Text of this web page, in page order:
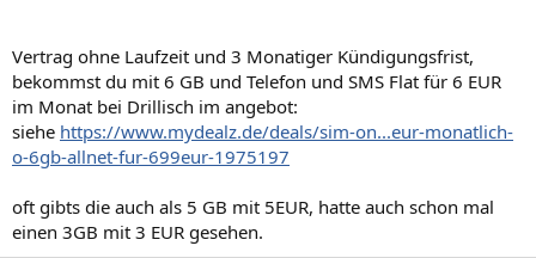
m
e
m
e
Vertrag ohne Laufzeit und 3 Monatiger Kündigungsfrist,
bekommst du mit 6 GB und Telefon und SMS Flat für 6 EUR
im Monat bei Drillisch im angebot:
siehe https://www.mydealz.de/deals/sim-on...eur-monatlich-
o-6gb-allnet-fur-699eur-1975197
oft gibts die auch als 5 GB mit 5EUR, hatte auch schon mal
einen 3GB mit 3 EUR gesehen.